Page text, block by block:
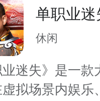
单职业迷
休闲
业迷失》是一
拟场景内娱